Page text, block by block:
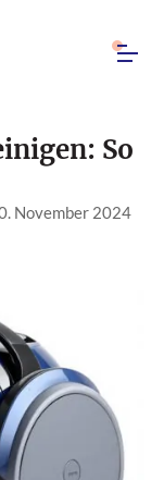
So
November 2024